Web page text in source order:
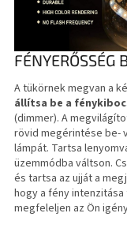
FÉNYERŐSSÉG
A tükörnek megvan a
állítsa be a
(dimmer). A
rövid megérintése be-
lámpát. Tartsa
üzemmódba váltson.
és tartsa az ujját a
hogy a fény
megfeleljen az Ön